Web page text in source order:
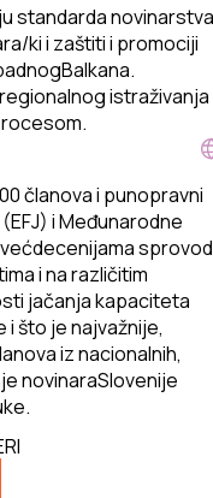
standardanovinarstva
/kii zaštitii promociji
Balkana.
regionalnogistraživanja
.
članovai punopravni
(EFJ) iMeđunarodne
većdecenijama
inarazličitim
jačanjakapaciteta
i što jenajvažnije,
iznacionalnih,
novinaraSlovenije
.